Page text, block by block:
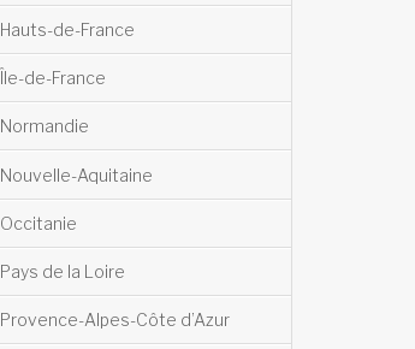
Hauts-de-France
Île-de-France
Normandie
Nouvelle-Aquitaine
Occitanie
Pays de la Loire
Provence-Alpes-Côte d’Azur